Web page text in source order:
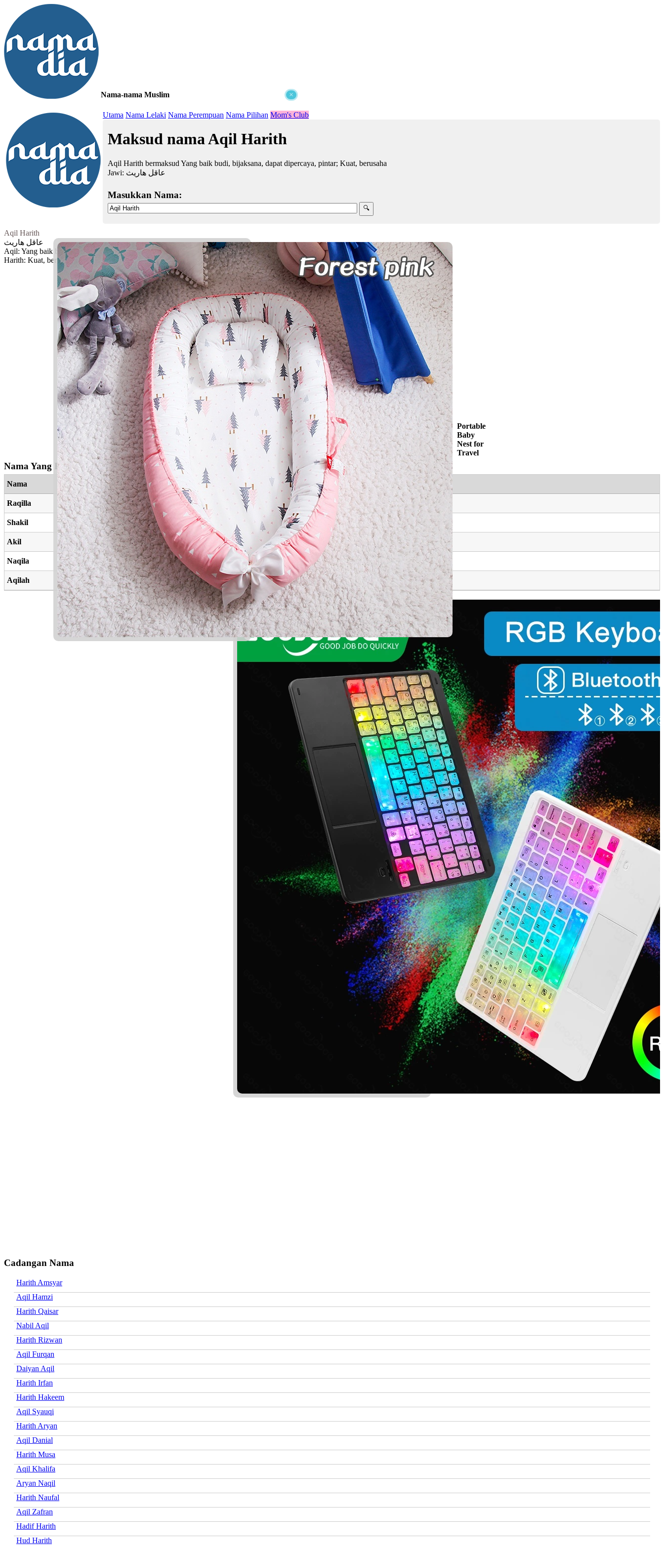
×
Portable
Baby
Nest for
Travel
Nama-nama Muslim
Utama Nama Lelaki Nama Perempuan Nama Pilihan Mom's Club
Maksud nama Aqil Harith
Aqil Harith bermaksud Yang baik budi, bijaksana, dapat dipercaya, pintar; Kuat, berusaha
Jawi: عاقل هاريث
Masukkan Nama:
Aqil Harith
عاقل هاريث
Aqil: Yang baik budi, bijaksana, dapat dipercaya, pintar
Harith: Kuat, berusaha
FacebookTwitterWhatsApp
Line Telegram
Share
Nama Yang Berkaitan
Nama Maksud
Raqilla Yang selalu berbuat kebajikan
Shakil Indah
Akil Yang baik budi, bijaksana, dapat dipercaya, pintar
Naqila Pencerita
Aqilah Yang baik budi, bijaksana, dapat dipercaya, pintar
Cadangan Nama
Harith Amsyar
Aqil Hamzi
Harith Qaisar
Nabil Aqil
Harith Rizwan
Aqil Furqan
Daiyan Aqil
Harith Irfan
Harith Hakeem
Aqil Syauqi
Harith Aryan
Aqil Danial
Harith Musa
Aqil Khalifa
Aryan Naqil
Harith Naufal
Aqil Zafran
Hadif Harith
Hud Harith